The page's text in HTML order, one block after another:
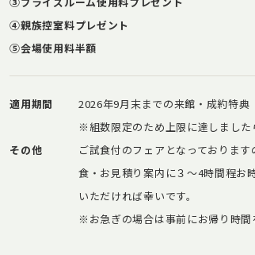
④親族控室料プレゼント
⑤会場使用料半額
適用期間
2026年9月末までの来館・成約特典
※組数限定のため上限に達しました
その他
ご試食付のフェアとなっておりま
食・お見積り案内に３～4時間程お
いただければ幸いです。
※お急ぎの場合は事前にお帰り時間